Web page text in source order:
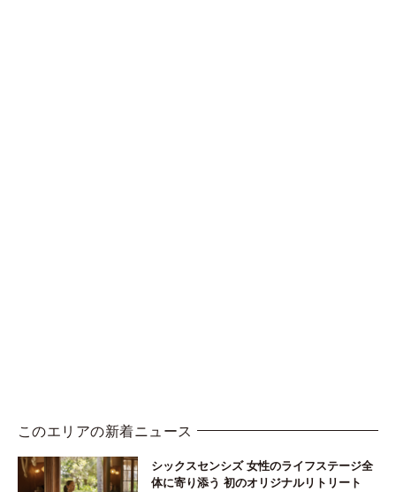
このエリアの新着ニュース
シックスセンシズ 女性のライフステージ全
体に寄り添う 初のオリジナルリトリート